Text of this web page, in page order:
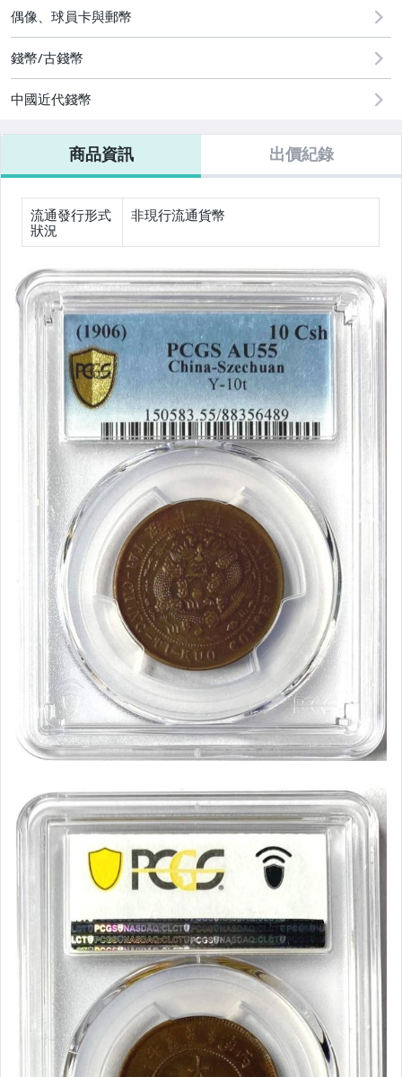
偶像、球員卡與郵幣
偶像、球員卡與郵幣
錢幣/古錢幣
中國近代錢幣
商品資訊 出價紀錄
流通發行形式
狀況
非現行流通貨幣